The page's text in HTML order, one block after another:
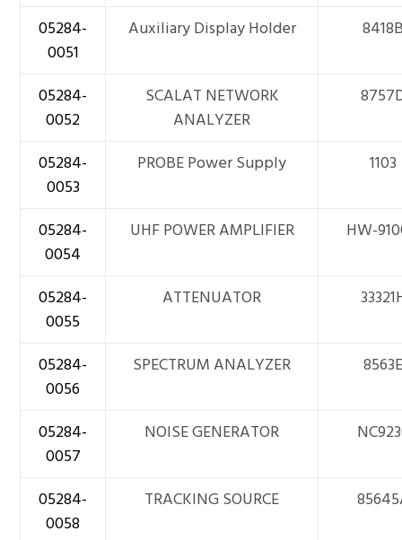
05284-
0051
Auxiliary Display Holder
05284-
0052
SCALAT NETWORK
ANALYZER
05284-
0053
PROBE Power Supply 1103
05284-
0054
UHF POWER AMPLIFIER HW-
05284-
0055
ATTENUATOR
05284-
0056
SPECTRUM ANALYZER
05284-
0057
NOISE GENERATOR
05284-
0058
TRACKING SOURCE